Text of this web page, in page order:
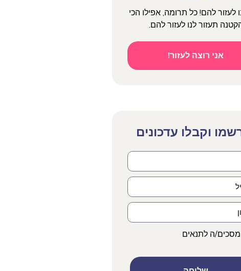
לעזור להם! כל תרומה, אפילו הכי
תעזור לנו לעזור להם.
אני רוצה לעזור!
וקבלו עדכונים
מסכים/ה לתנאים